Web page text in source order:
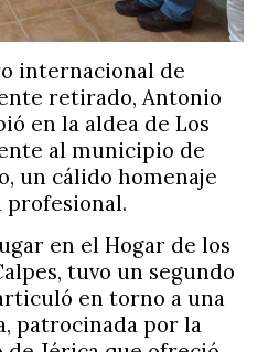
internacional de
retirado, Antonio
en la aldea de Los
al municipio de
un cálido homenaje
en el Hogar de los
tuvo un segundo
en torno a una
patrocinada por la